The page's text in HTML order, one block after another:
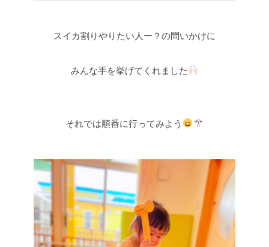
スイカ割りやりたい人ー？の問いかけに
みんな手を挙げてくれました
それでは順番に行ってみよう